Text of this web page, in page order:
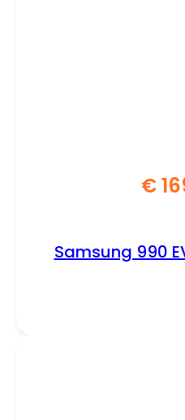
€
Samsung 990